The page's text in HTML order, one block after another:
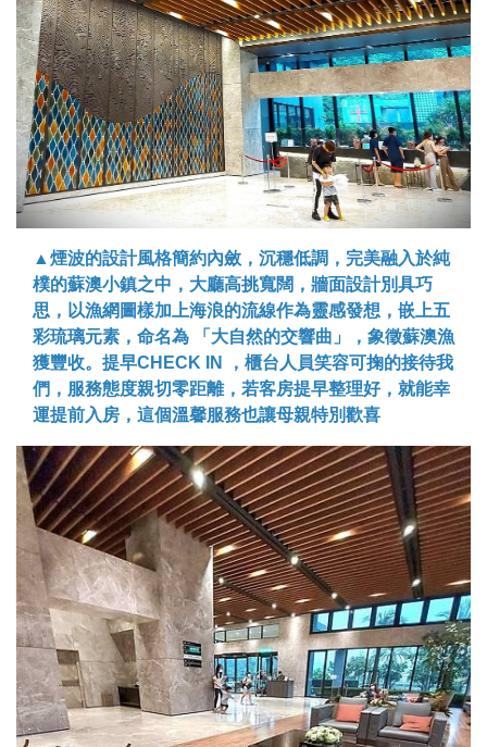
▲煙波的設計風格簡約內斂，沉穩低調，完美融入於純
樸的蘇澳小鎮之中，大廳高挑寬闊，牆面設計別具巧
思，以漁網圖樣加上海浪的流線作為靈感發想，嵌上五
彩琉璃元素，命名為 「大自然的交響曲」，象徵蘇澳漁
獲豐收。提早CHECK IN ，櫃台人員笑容可掬的接待我
們，服務態度親切零距離，若客房提早整理好，就能幸
運提前入房，這個溫馨服務也讓母親特別歡喜